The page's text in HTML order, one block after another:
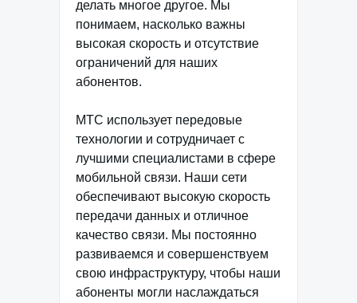
делать многое другое. Мы
понимаем, насколько важны
высокая скорость и отсутствие
ограничений для наших
абонентов.
МТС использует передовые
технологии и сотрудничает с
лучшими специалистами в сфере
мобильной связи. Наши сети
обеспечивают высокую скорость
передачи данных и отличное
качество связи. Мы постоянно
развиваемся и совершенствуем
свою инфраструктуру, чтобы наши
абоненты могли наслаждаться